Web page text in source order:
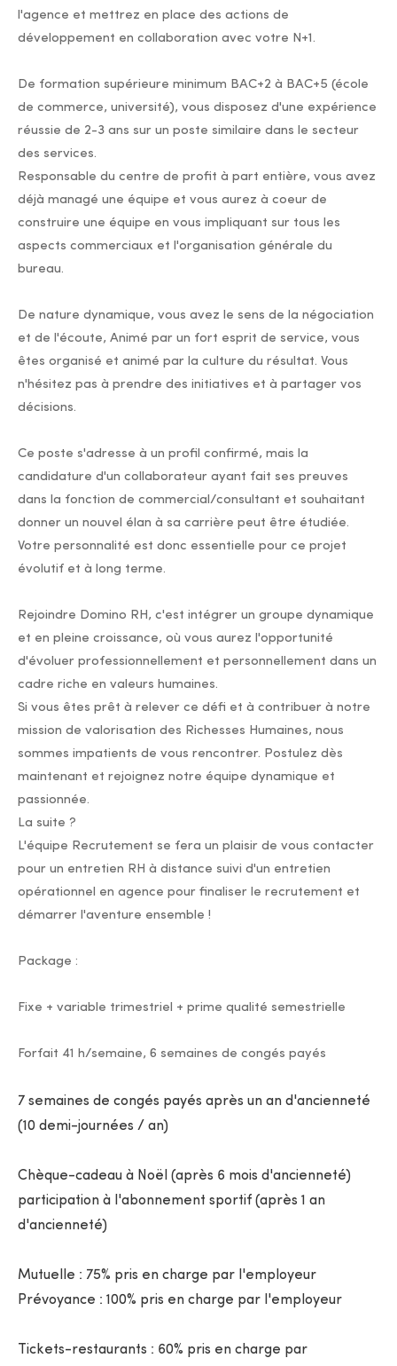
l'agence et mettrez en place des actions de
développement en collaboration avec votre N+1.
De formation supérieure minimum BAC+2 à BAC+5 (école
de commerce, université), vous disposez d'une expérience
réussie de 2-3 ans sur un poste similaire dans le secteur
des services.
Responsable du centre de profit à part entière, vous avez
déjà managé une équipe et vous aurez à coeur de
construire une équipe en vous impliquant sur tous les
aspects commerciaux et l'organisation générale du
bureau.
De nature dynamique, vous avez le sens de la négociation
et de l'écoute, Animé par un fort esprit de service, vous
êtes organisé et animé par la culture du résultat. Vous
n'hésitez pas à prendre des initiatives et à partager vos
décisions.
Ce poste s'adresse à un profil confirmé, mais la
candidature d'un collaborateur ayant fait ses preuves
dans la fonction de commercial/consultant et souhaitant
donner un nouvel élan à sa carrière peut être étudiée.
Votre personnalité est donc essentielle pour ce projet
évolutif et à long terme.
Rejoindre Domino RH, c'est intégrer un groupe dynamique
et en pleine croissance, où vous aurez l'opportunité
d'évoluer professionnellement et personnellement dans un
cadre riche en valeurs humaines.
Si vous êtes prêt à relever ce défi et à contribuer à notre
mission de valorisation des Richesses Humaines, nous
sommes impatients de vous rencontrer. Postulez dès
maintenant et rejoignez notre équipe dynamique et
passionnée.
La suite ?
L'équipe Recrutement se fera un plaisir de vous contacter
pour un entretien RH à distance suivi d'un entretien
opérationnel en agence pour finaliser le recrutement et
démarrer l'aventure ensemble !
Package :
Fixe + variable trimestriel + prime qualité semestrielle
Forfait 41 h/semaine, 6 semaines de congés payés
7 semaines de congés payés après un an d'ancienneté
(10 demi-journées / an)
Chèque-cadeau à Noël (après 6 mois d'ancienneté)
participation à l'abonnement sportif (après 1 an
d'ancienneté)
Mutuelle : 75% pris en charge par l'employeur
Prévoyance : 100% pris en charge par l'employeur
Tickets-restaurants : 60% pris en charge par